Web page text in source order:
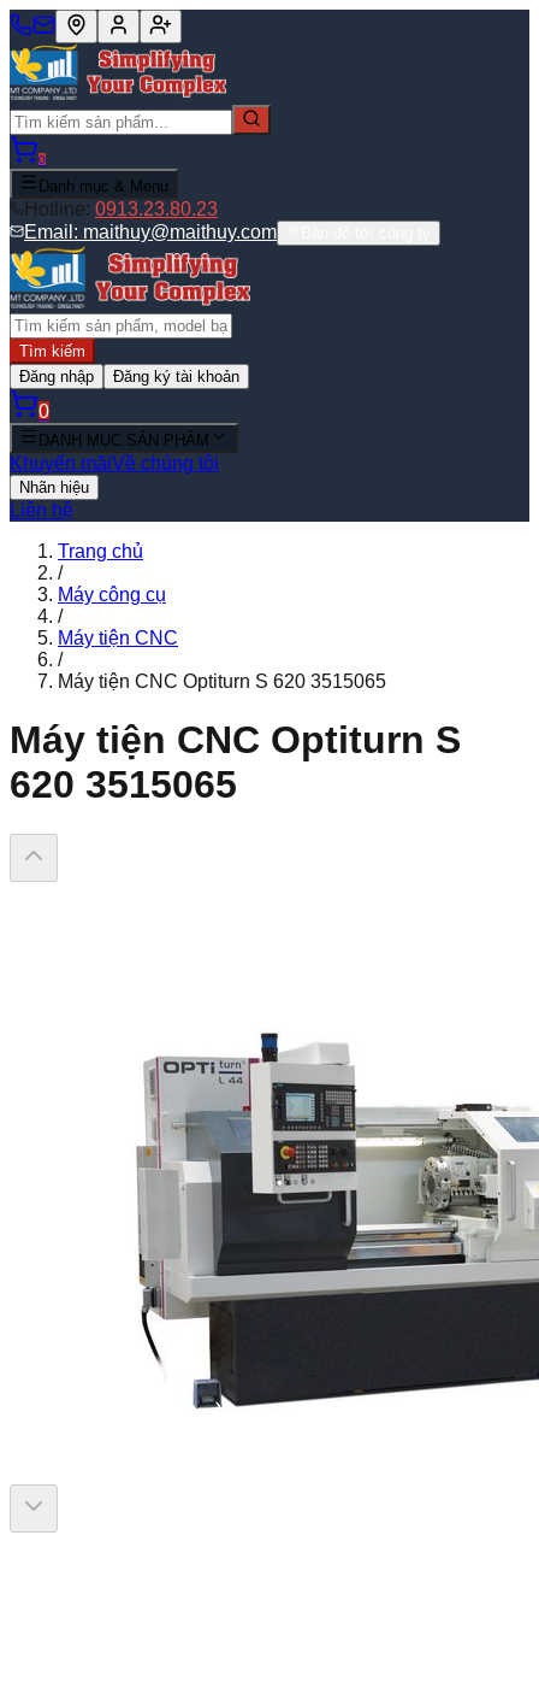
0
Danh mục & Menu
Hotline: 0913.23.80.23
Email: maithuy@maithuy.com
Tìm kiếm
Đăng nhập
Đăng ký tài khoản
0
DANH MỤC SẢN PHẨM
Khuyến mãiVề chúng tôi
Nhãn hiệu
Liên hệ
Trang chủ
/
Máy công cụ
/
Máy tiện CNC
/
Máy tiện CNC Optiturn S 620 3515065
Máy tiện CNC Optiturn S
620 3515065